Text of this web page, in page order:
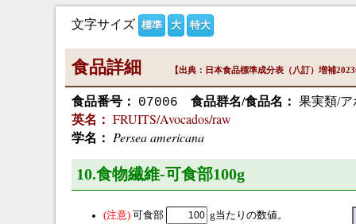
文字サイズ 標準 大 特大
食品詳細 【出典：日本食品標準成分表（八訂）増補
食品番号： 07006 食品群名/食品名： 果実類/
英名： FRUITS/Avocados/raw
学名： Persea americana
10.食物繊維-可食部100g
可食部 g当たりの数値。